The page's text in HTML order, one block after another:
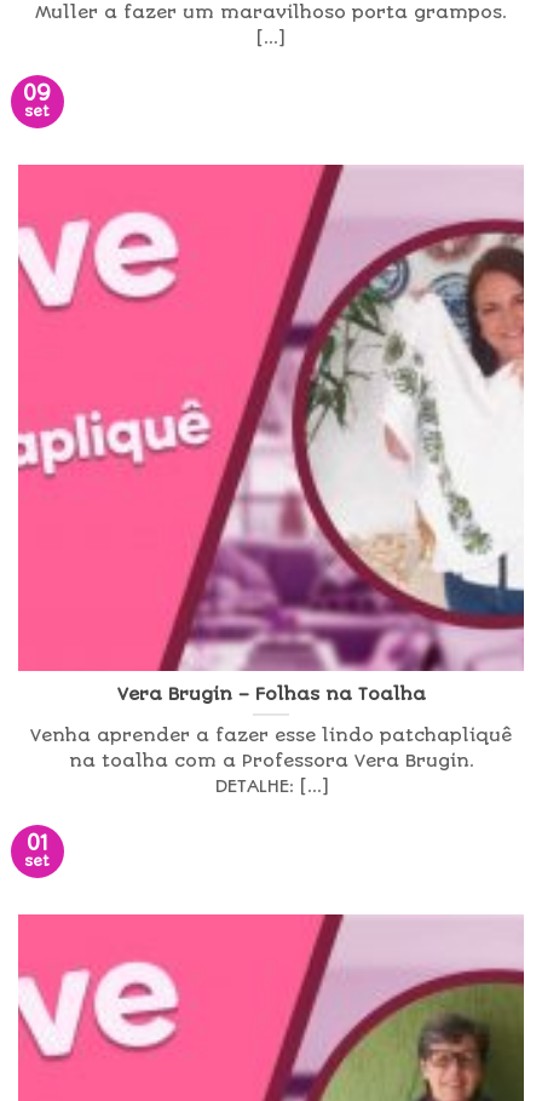
Muller a fazer um maravilhoso porta grampos.
[...]
09
set
Vera Brugin – Folhas na Toalha
Venha aprender a fazer esse lindo patchapliquê
na toalha com a Professora Vera Brugin.
DETALHE: [...]
01
set